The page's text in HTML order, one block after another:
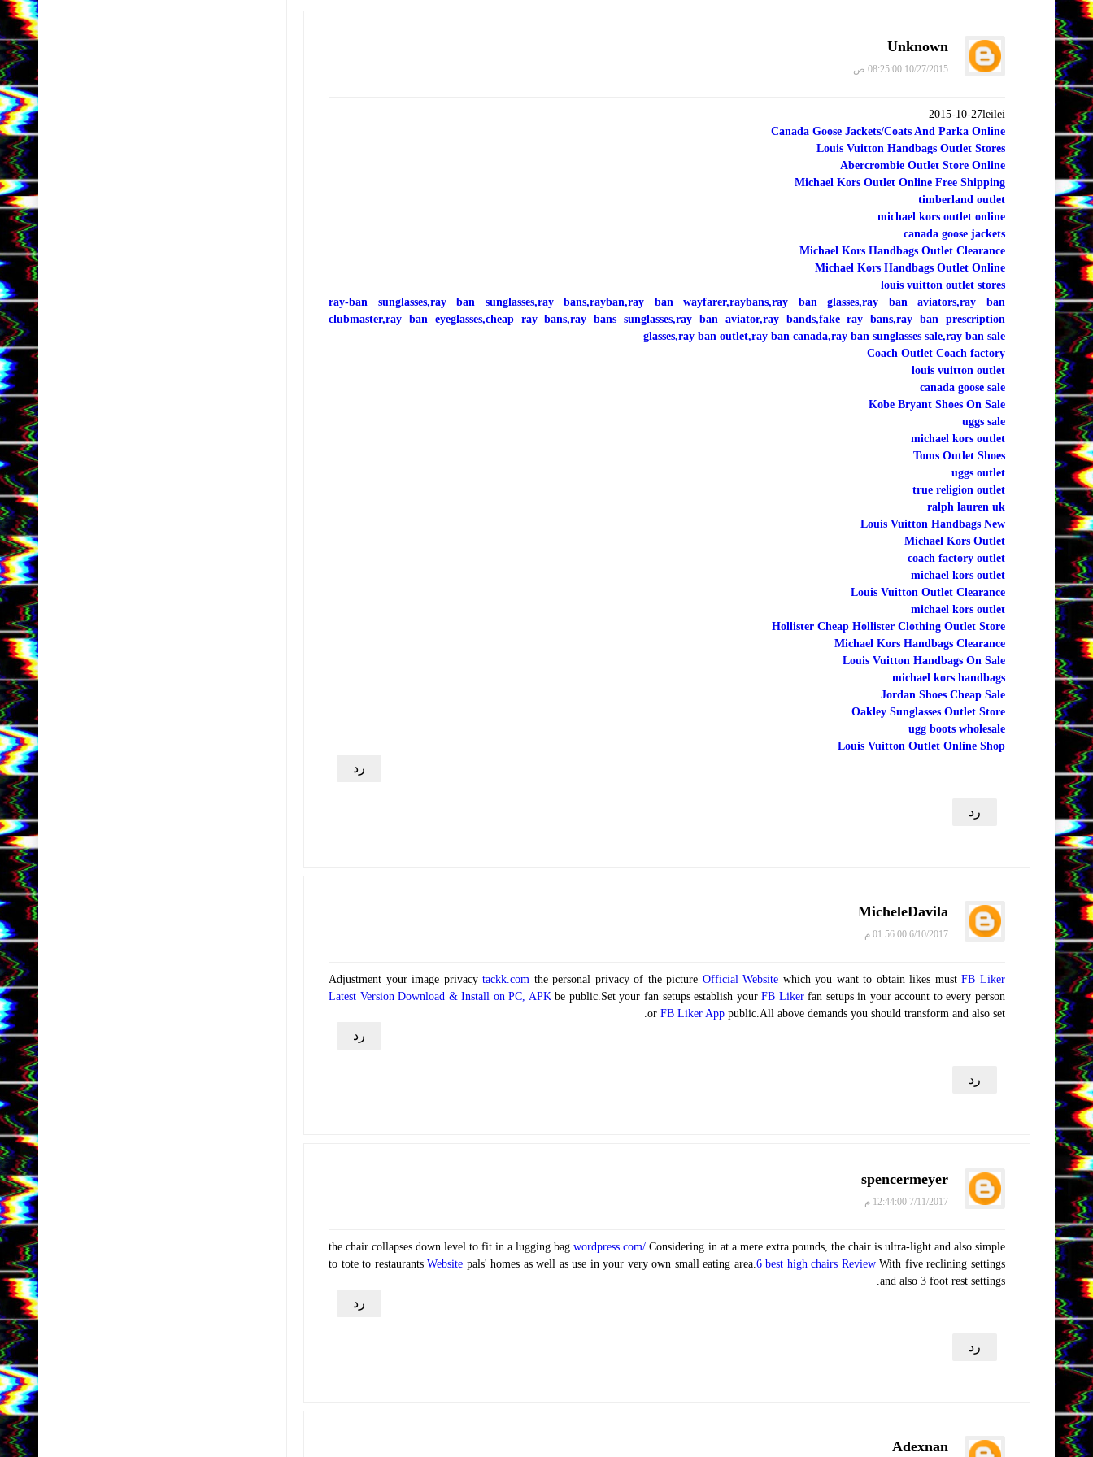
Unknown
10/27/2015 08:25:00 ص
2015-10-27leilei
Canada Goose Jackets/Coats And Parka Online
Louis Vuitton Handbags Outlet Stores
Abercrombie Outlet Store Online
Michael Kors Outlet Online Free Shipping
timberland outlet
michael kors outlet online
canada goose jackets
Michael Kors Handbags Outlet Clearance
Michael Kors Handbags Outlet Online
louis vuitton outlet stores
ray-ban sunglasses,ray ban sunglasses,ray bans,rayban,ray ban wayfarer,raybans,ray ban glasses,ray ban aviators,ray ban
clubmaster,ray ban eyeglasses,cheap ray bans,ray bans sunglasses,ray ban aviator,ray bands,fake ray bans,ray ban prescription
glasses,ray ban outlet,ray ban canada,ray ban sunglasses sale,ray ban sale
Coach Outlet Coach factory
louis vuitton outlet
canada goose sale
Kobe Bryant Shoes On Sale
uggs sale
michael kors outlet
Toms Outlet Shoes
uggs outlet
true religion outlet
ralph lauren uk
Louis Vuitton Handbags New
Michael Kors Outlet
coach factory outlet
michael kors outlet
Louis Vuitton Outlet Clearance
michael kors outlet
Hollister Cheap Hollister Clothing Outlet Store
Michael Kors Handbags Clearance
Louis Vuitton Handbags On Sale
michael kors handbags
Jordan Shoes Cheap Sale
Oakley Sunglasses Outlet Store
ugg boots wholesale
Louis Vuitton Outlet Online Shop
رد
رد
MicheleDavila
6/10/2017 01:56:00 م
Adjustment your image privacytackk.com the personal privacy of the picture Official Website which you want to obtain likes mustFB Liker
Latest Version Download & Install on PC, APKbe public.Set your fan setups establish yourFB Likerfan setups in your account to every person
or FB Liker Apppublic.All above demands you should transform and also set.
رد
رد
spencermeyer
7/11/2017 12:44:00 م
the chair collapses down level to fit in a lugging bag.wordpress.com/ Considering in at a mere extra pounds, the chair is ultra-light and also simple
to tote to restaurantsWebsite pals' homes as well as use in your very own small eating area.6 best high chairs ReviewWith five reclining settings
and also 3 foot rest settings.
رد
رد
Adexnan